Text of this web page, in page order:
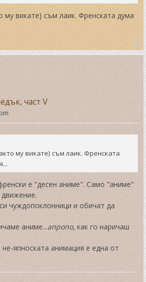
му викате) съм лаик. Френската дума
T
o
p
част V
му викате) съм лаик. Френската
е "десен аниме". Само "аниме"
чуждопоклонници и обичат да
аниме...апропо, как го наричаш
япноската анимация е една от